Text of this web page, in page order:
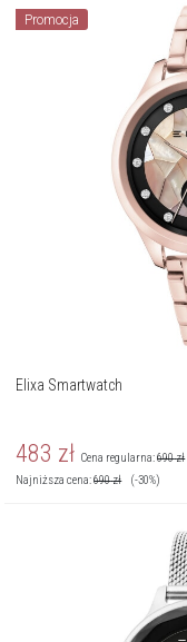
Promocja
Elixa Smartwatch
483 zł Cena regularna:690zł
Najniższa cena:690zł (-30%)